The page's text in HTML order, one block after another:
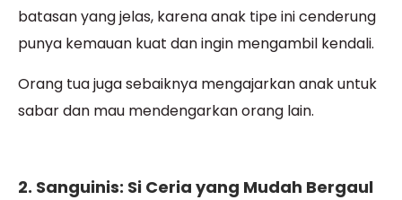
batasan yang jelas, karena anak tipe ini cenderung
punya kemauan kuat dan ingin mengambil kendali.
Orang tua juga sebaiknya mengajarkan anak untuk
sabar dan mau mendengarkan orang lain.
2. Sanguinis: Si Ceria yang Mudah Bergaul